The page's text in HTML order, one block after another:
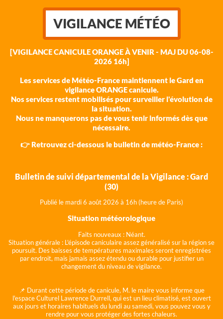
VIGILANCE MÉTÉO
[VIGILANCE CANICULE ORANGE À VENIR - MAJ DU 06-08-
2026 16h]
Les services de Météo-France maintiennent le Gard en
vigilance ORANGE canicule.
Nos services restent mobilisés pour surveiller l'évolution de
la situation.
Nous ne manquerons pas de vous tenir informés dès que
nécessaire.
👉 Retrouvez ci-dessous le bulletin de météo-France :
Bulletin de suivi départemental de la Vigilance : Gard
(30)
Publié le mardi 6 août 2026 à 16h (heure de Paris)
Situation météorologique
Faits nouveaux : Néant.
Situation générale : L'épisode caniculaire assez généralisé sur la région se
poursuit. Des baisses de températures maximales seront enregistrées
par endroit, mais jamais assez étendu ou durable pour justifier un
changement du niveau de vigilance.
📌 Durant cette période de canicule, M. le maire vous informe que
l'espace Culturel Lawrence Durrell, qui est un lieu climatisé, est ouvert
aux jours et horaires habituels du lundi au samedi, vous pouvez vous y
rendre pour vous protéger des fortes chaleurs.